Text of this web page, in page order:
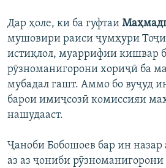
Дар ҳоле, ки ба гуфтаи
мушовири раиси ҷумҳури
истиқлол, муаррифии кишвар
рӯзноманигорони хориҷӣ ба
мубадал гашт. Аммо бо вуҷуд
барои имиҷсозӣ комиссияи
нашудааст.
Ҷаноби Бобошоев бар ин назар
аз аз ҷониби